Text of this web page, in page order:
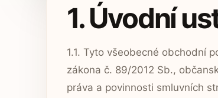
1. Úvodní
1.1. Tyto všeobecné obchodní
zákona č. 89/2012 Sb.,
práva a povinnosti smluvních